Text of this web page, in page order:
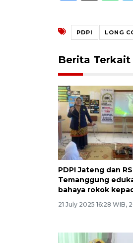
PDPI LONG
Berita Terkait
PDPI Jateng dan
Temanggung
bahaya rokok
21 July 2025 16:28 WIB,